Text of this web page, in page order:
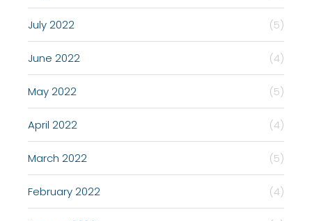
July 2022 (5)
June 2022 (4)
May 2022 (5)
April 2022 (4)
March 2022 (5)
February 2022 (4)